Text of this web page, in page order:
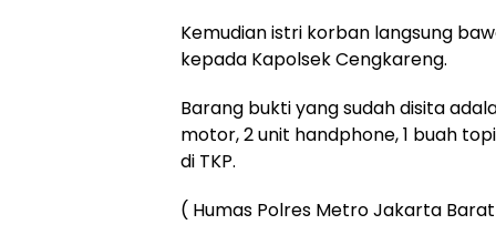
Kemudian istri korban langsung
kepada Kapolsek Cengkareng.
Barang bukti yang sudah disita
motor, 2 unit handphone, 1 buah
di TKP.
( Humas Polres Metro Jakarta